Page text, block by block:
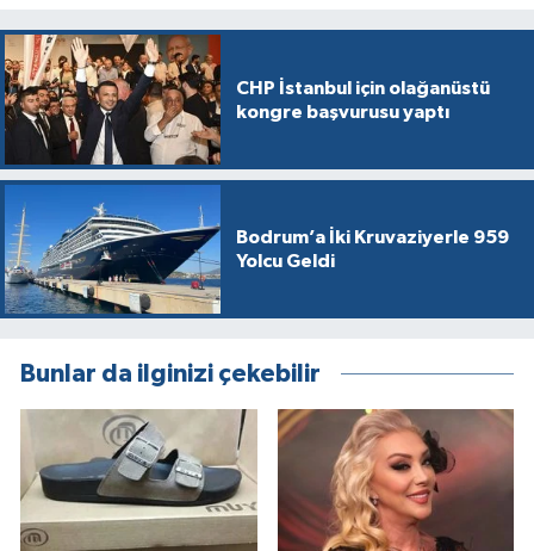
CHP İstanbul için olağanüstü
kongre başvurusu yaptı
Bodrum’a İki Kruvaziyerle 959
Yolcu Geldi
Bunlar da ilginizi çekebilir